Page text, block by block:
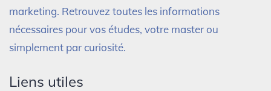
marketing. Retrouvez toutes les informations
nécessaires pour vos études, votre master ou
simplement par curiosité.
Liens utiles